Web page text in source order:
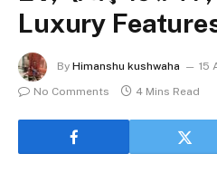
Luxury
By Himanshu kushwaha
15
No Comments
4 Mins Read